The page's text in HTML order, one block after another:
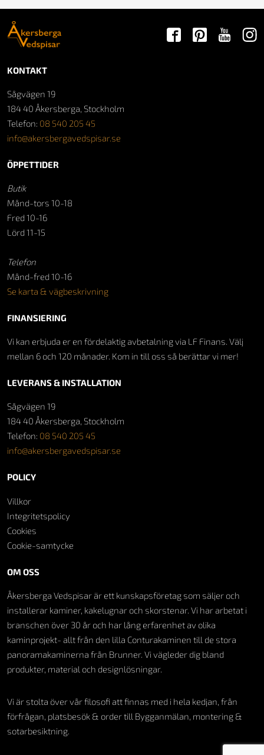
OM OSS
Åkersberga Vedspisar är ett kunskapsföretag som säljer och
installerar kaminer, kakelugnar och skorstenar. Vi har arbetat i
branschen över 30 år och har lång erfarenhet av olika
kaminprojekt- allt från den lilla Conturakaminen till de stora
panoramakaminerna från Brunner. Vi vägleder dig bland
produkter, material och designlösningar.
Vi är stolta över vår filosofi att finnas med i hela kedjan, från
förfrågan, platsbesök & order till Bygganmälan, montering &
sotarbesiktning.
KONTAKT
Sågvägen 19
184 40 Åkersberga, Stockholm
Telefon: 08 540 205 45
info@akersbergavedspisar.se
ÖPPETTIDER
Butik
Månd-tors 10-18
Fred 10-16
Lörd 11-15
Telefon
Månd-fred 10-16
Se karta & vägbeskrivning
FINANSIERING
Vi kan erbjuda er en fördelaktig avbetalning via LF Finans. Välj
mellan 6 och 120 månader. Kom in till oss så berättar vi mer!
LEVERANS & INSTALLATION
Sågvägen 19
184 40 Åkersberga, Stockholm
Telefon: 08 540 205 45
info@akersbergavedspisar.se
POLICY
Villkor
Integritetspolicy
Cookies
Cookie-samtycke